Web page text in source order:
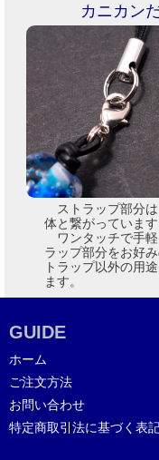
カニカン
ストラップ部分は
体と繋がっています
ワンタッチで手軽
ラップ部分をお好
トラップ以外の用
ます。
GUIDE
ホーム
ご注文方法
お問い合わせ
特定商取引法に基づく表